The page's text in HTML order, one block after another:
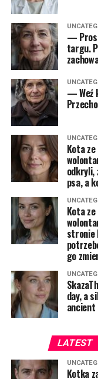
—
targu.
— Weź
Kota
odkryli,
psa, a
Kota
stronie
go
day, a
LATEST
Kotka